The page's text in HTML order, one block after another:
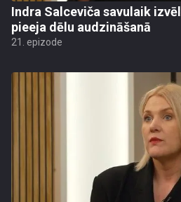
Indra Salceviča savulaik
pieeja dēlu audzināšanā
21. epizode